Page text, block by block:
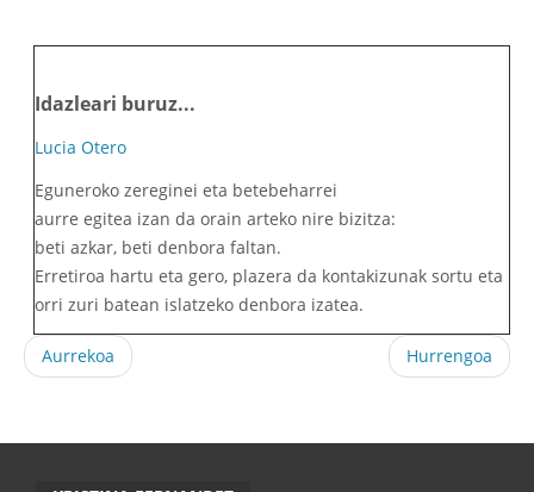
Idazleari buruz...
Lucia Otero
Eguneroko zereginei eta betebeharrei
aurre egitea izan da orain arteko nire bizitza:
beti azkar, beti denbora faltan.
Erretiroa hartu eta gero, plazera da kontakizunak sortu eta
orri zuri batean islatzeko denbora izatea.
Aurrekoa Hurrengoa